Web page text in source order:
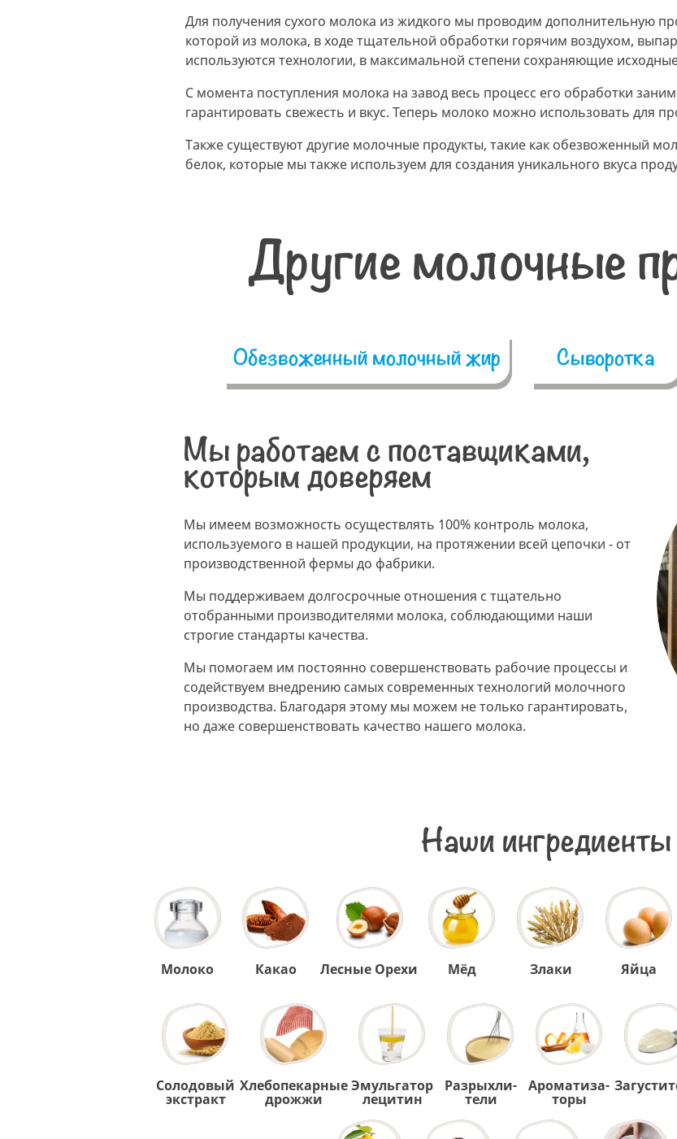
Для получения сухого молока из жидкого мы проводим дополнительную
которой из молока, в ходе тщательной обработки горячим воздухом,
используются технологии, в максимальной степени сохраняющие
С момента поступления молока на завод весь процесс его обработки
гарантировать свежесть и вкус. Теперь молоко можно использовать для
Также существуют другие молочные продукты, такие как обезвоженный
белок, которые мы также используем для создания уникального вкуса
Другие молочные
Обезвоженный молочный жир Сыворотка
Мы работаем с поставщиками,
которым доверяем
Мы имеем возможность осуществлять 100% контроль молока,
используемого в нашей продукции, на протяжении всей цепочки - от
производственной фермы до фабрики.
Мы поддерживаем долгосрочные отношения с тщательно
отобранными производителями молока, соблюдающими наши
строгие стандарты качества.
Мы помогаем им постоянно совершенствовать рабочие процессы и
содействуем внедрению самых современных технологий молочного
производства. Благодаря этому мы можем не только гарантировать,
но даже совершенствовать качество нашего молока.
Наши ингредиенты
Молоко Какао Лесные Орехи Мёд Злаки Яйца
Солодовый
экстракт
Хлебопекарные
дрожжи
Эмульгатор
лецитин
Разрыхли-
тели
Ароматиза-
торы